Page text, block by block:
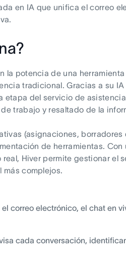
en IA que unifica el correo
la potencia de una
tradicional. Gracias a su
etapa del servicio de
trabajo y resaltado de la
(asignaciones,
de herramientas.
Hiver permite gestionar el
más complejos.
correo electrónico, el chat en
cada conversación,